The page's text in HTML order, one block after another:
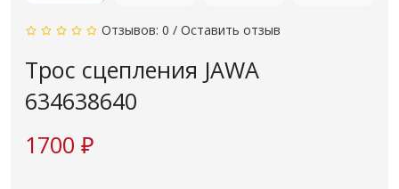
Отзывов: 0 / Оставить отзыв
Трос сцепления JAWA
634638640
1700 ₽